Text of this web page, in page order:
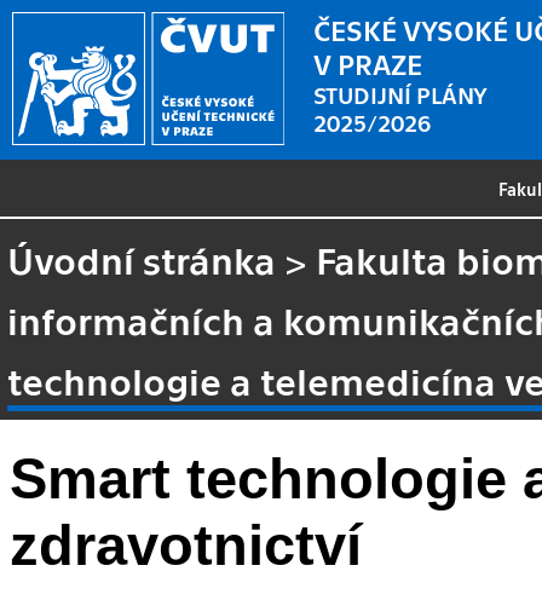
ČESKÉ VYSOKÉ
V PRAZE
STUDIJNÍ PLÁNY
2025/2026
Úvodní stránka > Fakulta
informačních a
technologie a telemedicína
Smart technologie
zdravotnictví